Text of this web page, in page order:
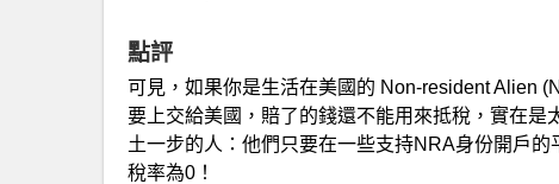
點評
可見，如果你是生活在美國的 Non-resident Alien
要上交給美國，賠了的錢還不能用來抵稅，實在是
土一步的人：他們只要在一些支持NRA身份開戶
稅率為0！